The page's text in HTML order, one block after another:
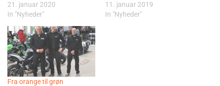
21. januar 2020
In "Nyheder"
11. januar 2019
In "Nyheder"
Fra orange til grøn